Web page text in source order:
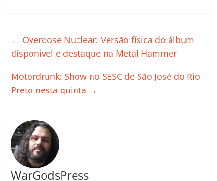
e
b
o
k
er l s
A
p
e
dI
gl
e
a
y
Li
k
p
ar
h
← Overdose Nuclear: Versão física do álbum
disponível e destaque na Metal Hammer
Motordrunk: Show no SESC de São José do Rio
Preto nesta quinta →
WarGodsPress